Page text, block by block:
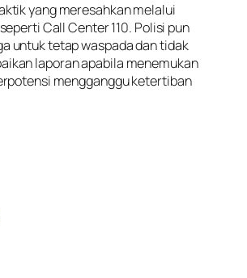
yang meresahkan melalui
Call Center 110. Polisi pun
untuk tetap waspada dan tidak
laporan apabila menemukan
mengganggu ketertiban